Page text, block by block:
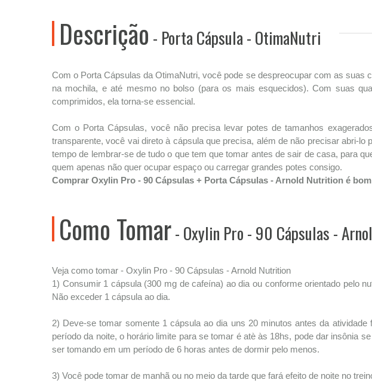
Descrição - Porta Cápsula - OtimaNutri
Com o Porta Cápsulas da OtimaNutri, você pode se despreocupar com as suas
na mochila, e até mesmo no bolso (para os mais esquecidos). Com suas
comprimidos, ela torna-se essencial.
Com o Porta Cápsulas, você não precisa levar potes de tamanhos
transparente, você vai direto à cápsula que precisa, além de não precisar abri-
tempo de lembrar-se de tudo o que tem que tomar antes de sair de casa, para
quem apenas não quer ocupar espaço ou carregar grandes potes consigo.
Comprar Oxylin Pro - 90 Cápsulas + Porta Cápsulas - Arnold Nutrition é bom
Como Tomar- Oxylin Pro - 90 Cápsulas -
Veja como tomar - Oxylin Pro - 90 Cápsulas - Arnold Nutrition
1) Consumir 1 cápsula (300 mg de cafeína) ao dia ou conforme orientado pelo
Não exceder 1 cápsula ao dia.
2) Deve-se tomar somente 1 cápsula ao dia uns 20 minutos antes da
período da noite, o horário limite para se tomar é atè às 18hs, pode dar insônia
ser tomando em um período de 6 horas antes de dormir pelo menos.
3) Você pode tomar de manhã ou no meio da tarde que fará efeito de noite no